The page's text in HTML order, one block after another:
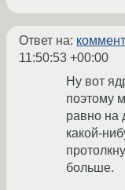
Ответ на:
11:50:53 +00:00
Ну вот
поэтому
равно на
какой-
больше.